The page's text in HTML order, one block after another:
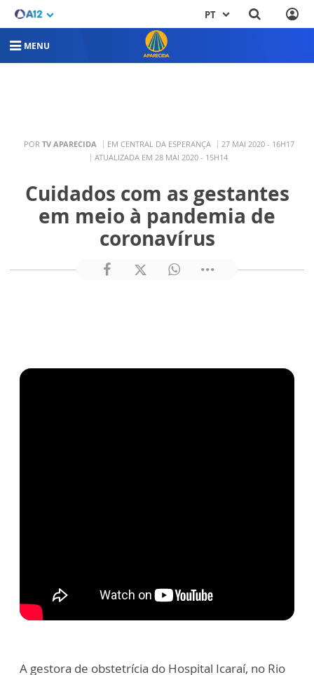
PT
MENU
POR TV APARECIDA EM CENTRAL DA ESPERANÇA
27 MAI 2020 - 16H17
ATUALIZADA EM 28 MAI 2020 - 15H14
Cuidados com as gestantes
em meio à pandemia de
coronavírus
A gestora de obstetrícia do Hospital Icaraí, no Rio